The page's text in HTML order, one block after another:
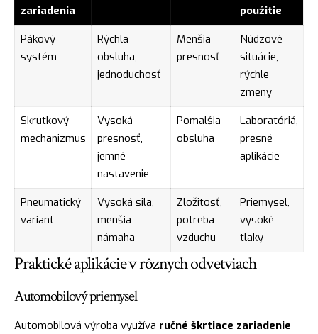
zariadenia
použitie
Pákový
systém
Rýchla
obsluha,
jednoduchosť
Menšia
presnosť
Núdzové
situácie,
rýchle
zmeny
Skrutkový
mechanizmus
Vysoká
presnosť,
jemné
nastavenie
Pomalšia
obsluha
Laboratóriá,
presné
aplikácie
Pneumatický
variant
Vysoká sila,
menšia
námaha
Zložitosť,
potreba
vzduchu
Priemysel,
vysoké
tlaky
Praktické aplikácie v rôznych odvetviach
Automobilový priemysel
Automobilová výroba využíva ručné škrtiace zariadenie